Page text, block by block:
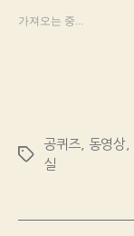
가져오는 중...
Tags
공퀴즈 동영상
실